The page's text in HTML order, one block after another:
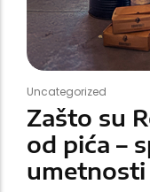
Uncategorized
Zašto su
od pića –